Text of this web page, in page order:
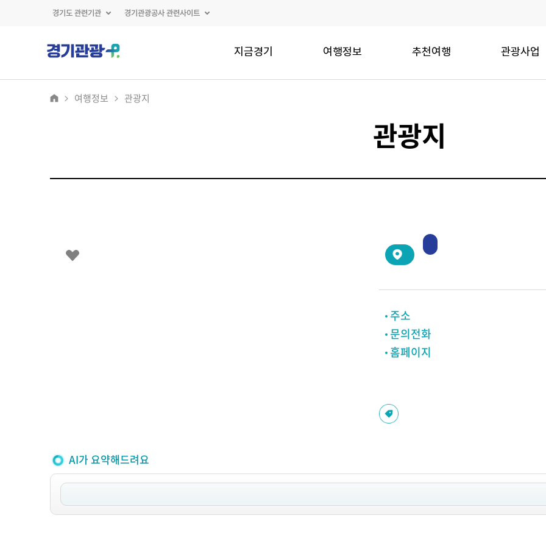
경기도 관련기관 경기관광공사 관련사이트
지금경기 여행정보 추천여행 관광사업
여행정보 관광지
관광지
주소
문의전화
홈페이지
AI가 요약해드려요